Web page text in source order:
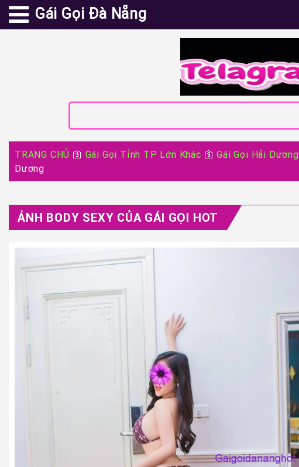
Gái Gọi Đà Nẵng
TRANG CHỦ 🛐 Gái Gọi Tỉnh TP Lớn Khác 🛐Gái Gọi Hải Dương
Dương
ẢNH BODY SEXY CỦA GÁI GỌI HOT